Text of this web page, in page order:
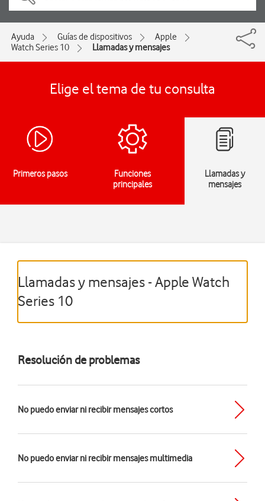
Ayuda Guías de dispositivos
Apple
Watch Series 10
Llamadas y mensajes
Elige el tema de tu consulta
Primeros pasos
Funciones
principales
Llamadas y
mensajes
Llamadas y mensajes - Apple Watch
Series 10
Resolución de problemas
No puedo enviar ni recibir mensajes cortos
No puedo enviar ni recibir mensajes multimedia